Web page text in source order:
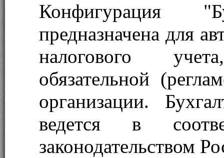
Конфигурация
предназначена для
налогового
обязательной
организации.
ведется в
законодательством